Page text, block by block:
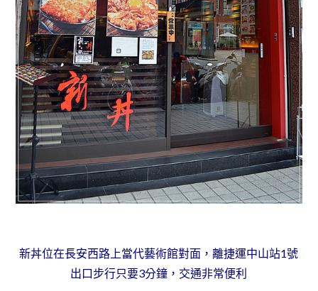
新丼位在長安西路上當代藝術館對面，離捷運中山站1號
出口步行只要3分鐘，交通非常便利